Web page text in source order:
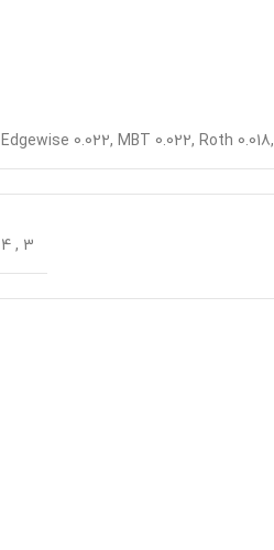
Edgewise 0.022, MBT 0.022, Roth 0.018,
3 , 4 , 5 هوک